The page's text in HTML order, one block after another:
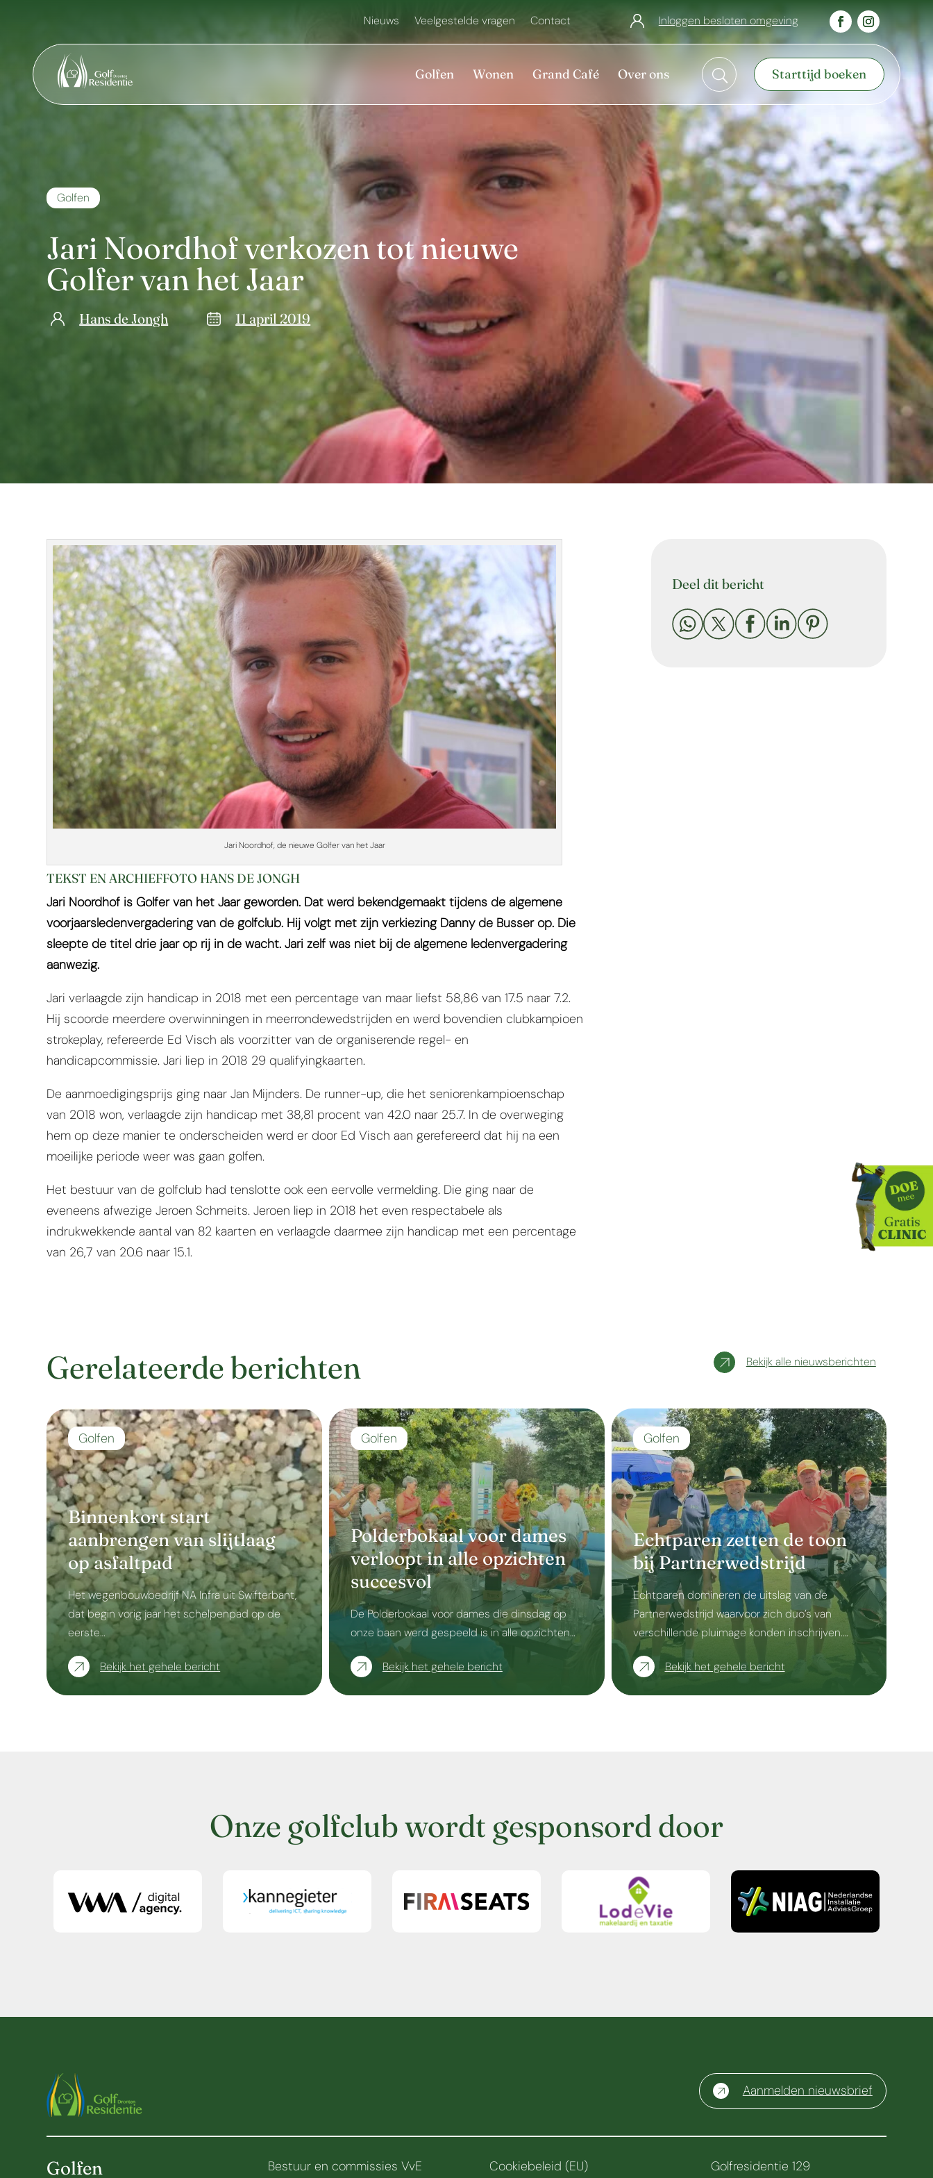
Nieuws Veelgestelde vragen Contact Inloggen besloten omgeving
Golfen Wonen Grand Café Over ons U Starttijd boeken
Golfen
Jari Noordhof verkozen tot nieuwe
Golfer van het Jaar
Hans de Jongh 11 april 2019
Jari Noordhof, de nieuwe Golfer van het Jaar
TEKST EN ARCHIEFFOTO HANS DE JONGH
Jari Noordhof is Golfer van het Jaar geworden. Dat werd bekendgemaakt tijdens de algemene
voorjaarsledenvergadering van de golfclub. Hij volgt met zijn verkiezing Danny de Busser op. Die
sleepte de titel drie jaar op rij in de wacht. Jari zelf was niet bij de algemene ledenvergadering
aanwezig.
Jari verlaagde zijn handicap in 2018 met een percentage van maar liefst 58,86 van 17.5 naar 7.2.
Hij scoorde meerdere overwinningen in meerrondewedstrijden en werd bovendien clubkampioen
strokeplay, refereerde Ed Visch als voorzitter van de organiserende regel- en
handicapcommissie. Jari liep in 2018 29 qualifyingkaarten.
De aanmoedigingsprijs ging naar Jan Mijnders. De runner-up, die het seniorenkampioenschap
van 2018 won, verlaagde zijn handicap met 38,81 procent van 42.0 naar 25.7. In de overweging
hem op deze manier te onderscheiden werd er door Ed Visch aan gerefereerd dat hij na een
moeilijke periode weer was gaan golfen.
Het bestuur van de golfclub had tenslotte ook een eervolle vermelding. Die ging naar de
eveneens afwezige Jeroen Schmeits. Jeroen liep in 2018 het even respectabele als
indrukwekkende aantal van 82 kaarten en verlaagde daarmee zijn handicap met een percentage
van 26,7 van 20.6 naar 15.1.
Deel dit bericht
    
Gerelateerde berichten Bekijk alle nieuwsberichten
Binnenkort start
aanbrengen van slijtlaag
op asfaltpad
Golfen
Het wegenbouwbedrijf NA Infra uit Swifterbant,
dat begin vorig jaar het schelpenpad op de
eerste…
Bekijk het gehele bericht
Polderbokaal voor dames
verloopt in alle opzichten
succesvol
Golfen
De Polderbokaal voor dames die dinsdag op
onze baan werd gespeeld is in alle opzichten…
Bekijk het gehele bericht
Echtparen zetten de toon
bij Partnerwedstrijd
Golfen
Echtparen domineren de uitslag van de
Partnerwedstrijd waarvoor zich duo’s van
verschillende pluimage konden inschrijven.…
Bekijk het gehele bericht
Onze golfclub wordt gesponsord door
Aanmelden nieuwsbrief
Golfen Bestuur en commissies VvE Cookiebeleid (EU) Golfresidentie 129